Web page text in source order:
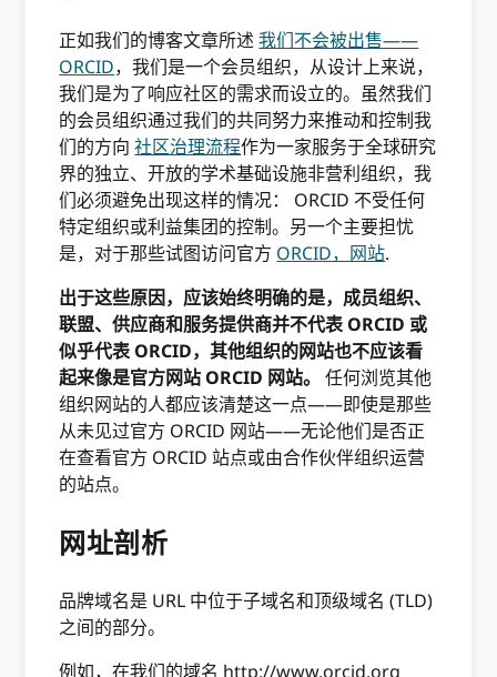
正如我们的博客文章所述我们不会被出售——
ORCID，我们是一个会员组织，从设计上来说，
我们是为了响应社区的需求而设立的。虽然我们
的会员组织通过我们的共同努力来推动和控制我
们的方向社区治理流程作为一家服务于全球研究
界的独立、开放的学术基础设施非营利组织，我
们必须避免出现这样的情况： ORCID 不受任何
特定组织或利益集团的控制。另一个主要担忧
是，对于那些试图访问官方 ORCID，网站.
出于这些原因，应该始终明确的是，成员组织、
联盟、供应商和服务提供商并不代表 ORCID 或
似乎代表 ORCID，其他组织的网站也不应该看
起来像是官方网站 ORCID 网站。 任何浏览其他
组织网站的人都应该清楚这一点——即使是那些
从未见过官方 ORCID 网站——无论他们是否正
在查看官方 ORCID 站点或由合作伙伴组织运营
的站点。
网址剖析
品牌域名是 URL 中位于子域名和顶级域名 (TLD)
之间的部分。
例如，在我们的域名 http://www.orcid.org